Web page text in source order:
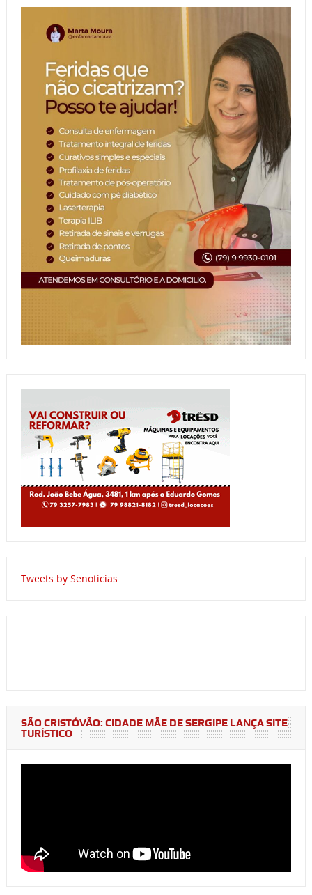
Tweets by Senoticias
SÃO CRISTÓVÃO: CIDADE MÃE DE SERGIPE LANÇA SITE
TURÍSTICO